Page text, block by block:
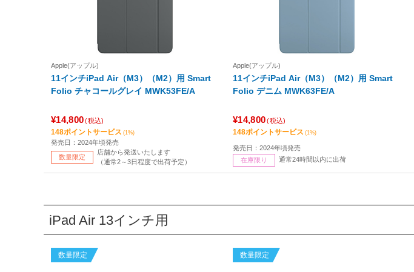
Apple(アップル)
11インチiPad Air（M3）（M2）用 Smart
Folio チャコールグレイ MWK53FE/A
¥14,800(税込)
148ポイントサービス (1%)
発売日：2024年頃発売
数量限定
店舗から発送いたします
（通常2～3日程度で出荷予定）
Apple(アップル)
11インチiPad Air（M3）（M2）用 Smart
Folio デニム MWK63FE/A
¥14,800(税込)
148ポイントサービス (1%)
発売日：2024年頃発売
在庫限り
通常24時間以内に出荷
iPad Air 13インチ用
数量限定 数量限定